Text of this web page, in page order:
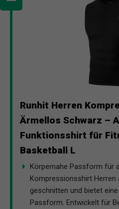
Runhit Herren
Ärmellos Schwarz –
Funktionsshirt für
Basketball L
Körpernahe Passform für
Kompressionsshirt Herren
geschnitten und bietet
Passform. Entwickelt für